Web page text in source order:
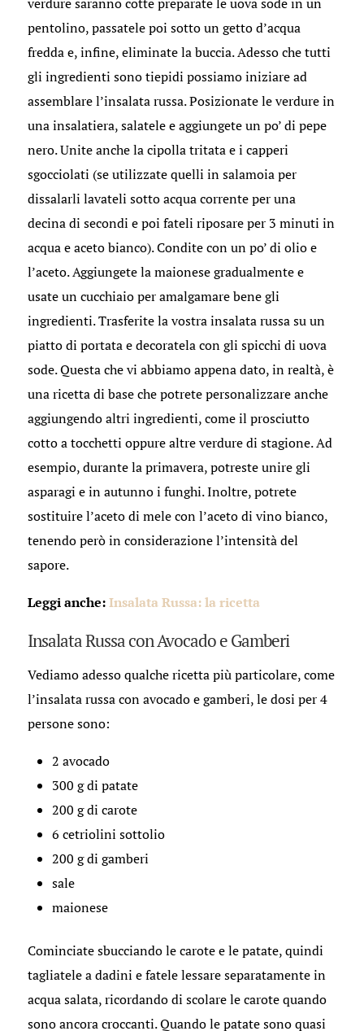
pentolino, passatele poi sotto un getto d’acqua
fredda e, infine, eliminate la buccia. Adesso che tutti
gli ingredienti sono tiepidi possiamo iniziare ad
assemblare l’insalata russa. Posizionate le verdure in
una insalatiera, salatele e aggiungete un po’ di pepe
nero. Unite anche la cipolla tritata e i capperi
sgocciolati (se utilizzate quelli in salamoia per
dissalarli lavateli sotto acqua corrente per una
decina di secondi e poi fateli riposare per 3 minuti in
acqua e aceto bianco). Condite con un po’ di olio e
l’aceto. Aggiungete la maionese gradualmente e
usate un cucchiaio per amalgamare bene gli
ingredienti. Trasferite la vostra insalata russa su un
piatto di portata e decoratela con gli spicchi di uova
sode. Questa che vi abbiamo appena dato, in realtà, è
una ricetta di base che potrete personalizzare anche
aggiungendo altri ingredienti, come il prosciutto
cotto a tocchetti oppure altre verdure di stagione. Ad
esempio, durante la primavera, potreste unire gli
asparagi e in autunno i funghi. Inoltre, potrete
sostituire l’aceto di mele con l’aceto di vino bianco,
tenendo però in considerazione l’intensità del
sapore.
Leggi anche:Insalata Russa: la ricetta
Insalata Russa con Avocado e Gamberi
Vediamo adesso qualche ricetta più particolare, come
l’insalata russa con avocado e gamberi, le dosi per 4
persone sono:
2 avocado
300 g di patate
200 g di carote
6 cetriolini sottolio
200 g di gamberi
sale
maionese
Cominciate sbucciando le carote e le patate, quindi
tagliatele a dadini e fatele lessare separatamente in
acqua salata, ricordando di scolare le carote quando
sono ancora croccanti. Quando le patate sono quasi